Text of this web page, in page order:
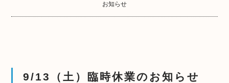
お知らせ
9/13（土）臨時休業のお知らせ